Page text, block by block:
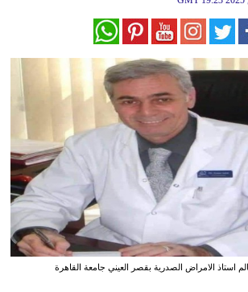
سياحة
وسفر
ديكور
أخبار
إعلام
تعليم
استاذ الامراض الصدرية بقصر العيني جامعة القاهرة